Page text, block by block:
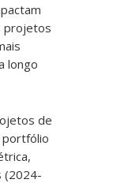
projetos
longo
de
portfólio
(2024-